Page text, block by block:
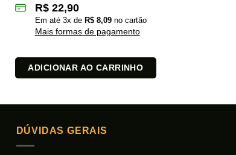
R$22,90
Em até 3x de R$8,09no cartão
Mais formas de pagamento
ADICIONAR AO CARRINHO
DÚVIDAS GERAIS